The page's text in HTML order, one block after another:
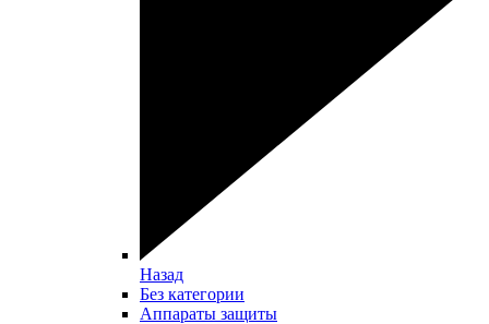
Назад
Без категории
Аппараты защиты